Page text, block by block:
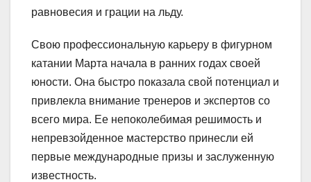
равновесия и грации на льду.
Свою профессиональную карьеру в фигурном
катании Марта начала в ранних годах своей
юности. Она быстро показала свой потенциал и
привлекла внимание тренеров и экспертов со
всего мира. Ее непоколебимая решимость и
непревзойденное мастерство принесли ей
первые международные призы и заслуженную
известность.